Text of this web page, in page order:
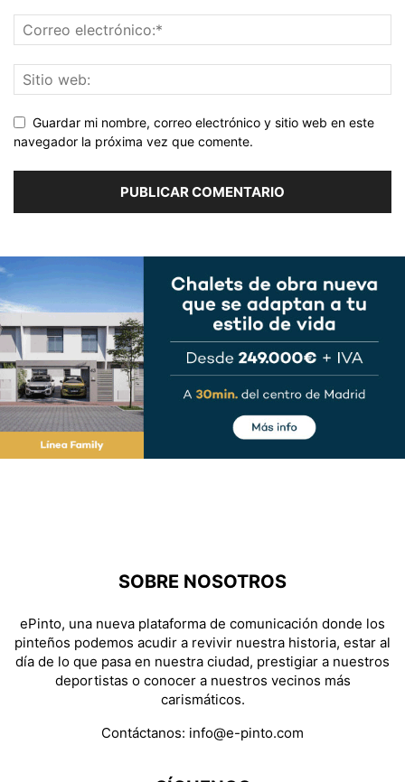
Guardar mi nombre, correo electrónico y sitio web en este
navegador la próxima vez que comente.
SOBRE NOSOTROS
ePinto, una nueva plataforma de comunicación donde los
pinteños podemos acudir a revivir nuestra historia, estar al
día de lo que pasa en nuestra ciudad, prestigiar a nuestros
deportistas o conocer a nuestros vecinos más
carismáticos.
Contáctanos: info@e-pinto.com